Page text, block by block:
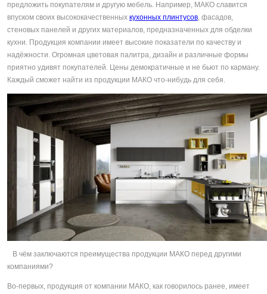
предложить покупателям и другую мебель. Например, МАКО славится
впуском своих высококачественных кухонных плинтусов, фасадов,
стеновых панелей и других материалов, предназначенных для обделки
кухни. Продукция компании имеет высокие показатели по качеству и
надёжности. Огромная цветовая палитра, дизайн и различные формы
приятно удивят покупателей. Цены демократичные и не бьют по карману.
Каждый сможет найти из продукции МАКО что-нибудь для себя.
В чём заключаются преимущества продукции МАКО перед другими
компаниями?
Во-первых, продукция от компании МАКО, как говорилось ранее, имеет